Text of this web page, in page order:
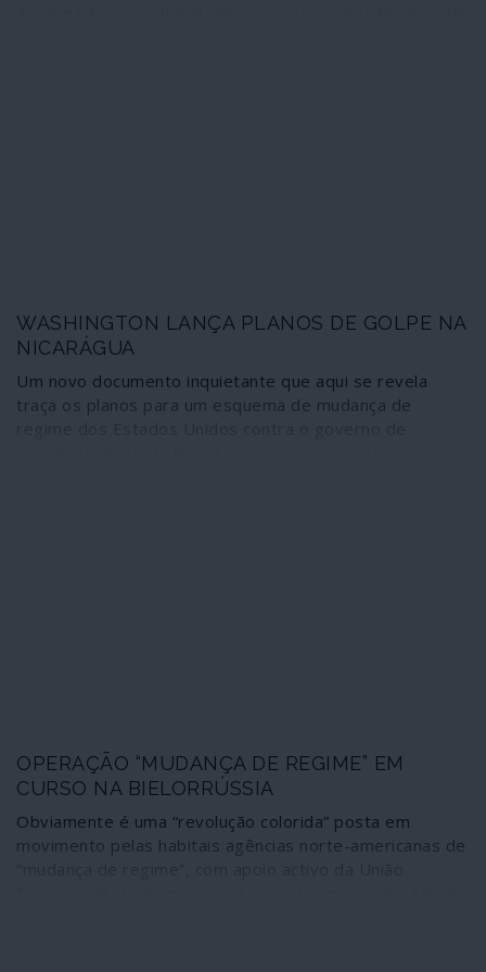
WASHINGTON LANÇA PLANOS DE GOLPE NA
NICARÁGUA
Um novo documento inquietante que aqui se revela
traça os planos para um esquema de mudança de
OPERAÇÃO “MUDANÇA DE REGIME” EM
CURSO NA BIELORRÚSSIA
Obviamente é uma “revolução colorida” posta em
movimento pelas habitais agências norte-americanas de